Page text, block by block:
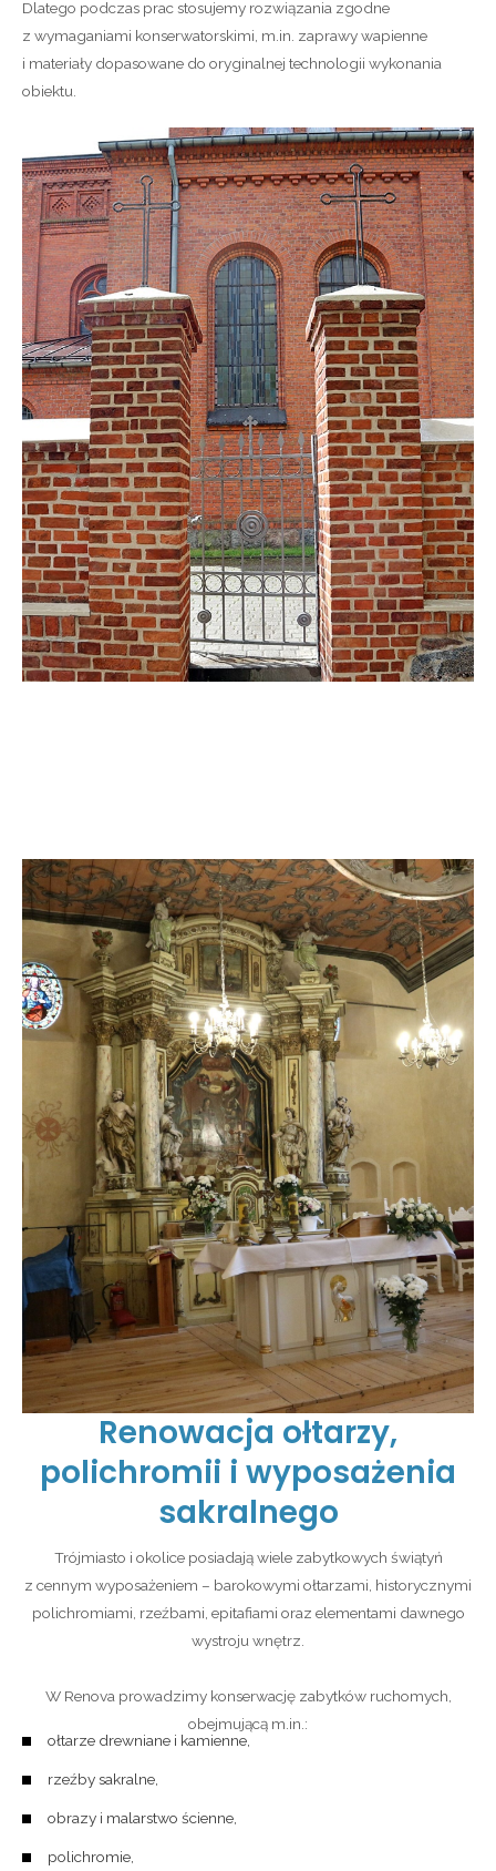
Dlatego podczas prac stosujemy rozwiązania zgodne
z wymaganiami konserwatorskimi, m.in. zaprawy wapienne
i materiały dopasowane do oryginalnej technologii wykonania
obiektu.
Renowacja ołtarzy,
polichromii i wyposażenia
sakralnego
Trójmiasto i okolice posiadają wiele zabytkowych świątyń
z cennym wyposażeniem – barokowymi ołtarzami, historycznymi
polichromiami, rzeźbami, epitafiami oraz elementami dawnego
wystroju wnętrz.
W Renova prowadzimy konserwację zabytków ruchomych,
obejmującą m.in.:
ołtarze drewniane i kamienne,
rzeźby sakralne,
obrazy i malarstwo ścienne,
polichromie,